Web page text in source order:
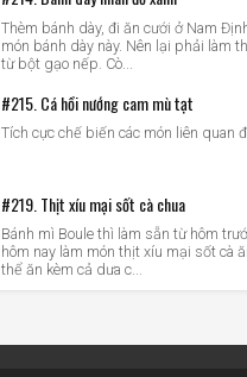
Thèm bánh dày, đi ăn cưới ở Nam
món bánh dày này. Nên lại phải làm
từ bột gạo nếp. Cò...
#215. Cá hồi nướng cam mù tạt
Tích cực chế biến các món liên quan
#219. Thịt xíu mại sốt cà chua
Bánh mì Boule thì làm sẵn từ hôm
hôm nay làm món thịt xíu mại sốt cà
thể ăn kèm cả dưa c...